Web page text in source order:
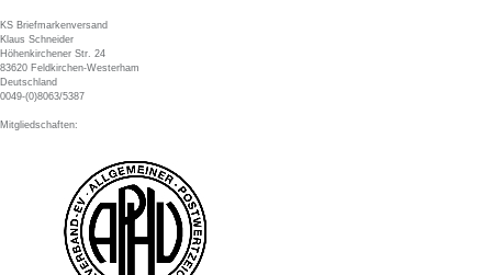
KS Briefmarkenversand
Klaus Schneider
Höhenkirchener Str. 24
83620 Feldkirchen-Westerham
Deutschland
0049-(0)8063/5387
Mitgliedschaften: